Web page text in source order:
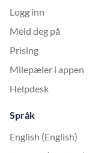
Logg inn
Meld deg på
Prising
Milepæler i appen
Helpdesk
Språk
English (English)